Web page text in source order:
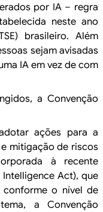
por IA – regra
neste ano
brasileiro. Além
sejam avisadas
IA em vez de com
a Convenção
ações para a
mitigação de riscos
à recente
Act), que
o nível de
a Convenção